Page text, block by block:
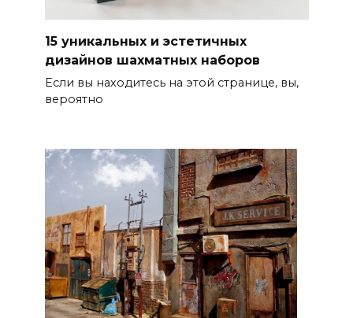
15 уникальных и эстетичных
дизайнов шахматных наборов
Если вы находитесь на этой странице, вы,
вероятно